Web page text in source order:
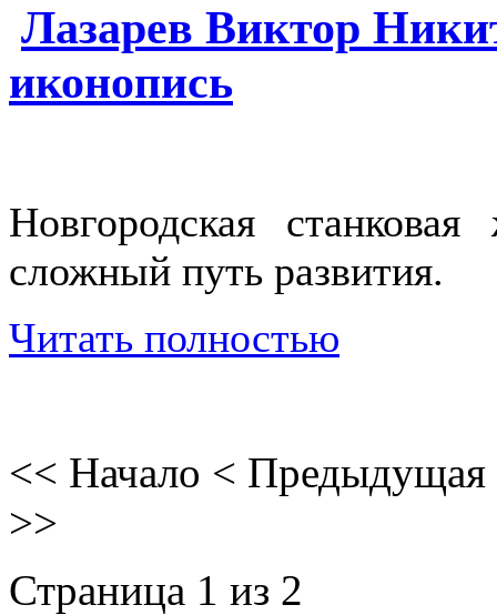
Лазарев Виктор
иконопись
Новгородская
сложный путь развития.
Читать полностью
<< Начало < Предыдущая
>>
Страница 1 из 2